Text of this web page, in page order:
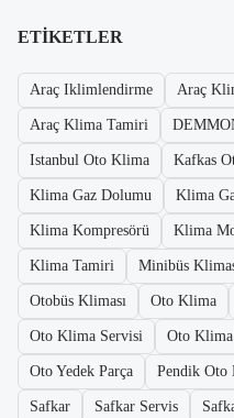
ETIKETLER
Araç Iklimlendirme Araç
Araç Klima Tamiri
Istanbul Oto Klima Kafkas
Klima Gaz Dolumu Klima
Klima Kompresörü Klima
Klima Tamiri Minibüs
Otobüs Kliması Oto Klima
Oto Klima Servisi Oto
Oto Yedek Parça Pendik Oto
Safkar Safkar Servis